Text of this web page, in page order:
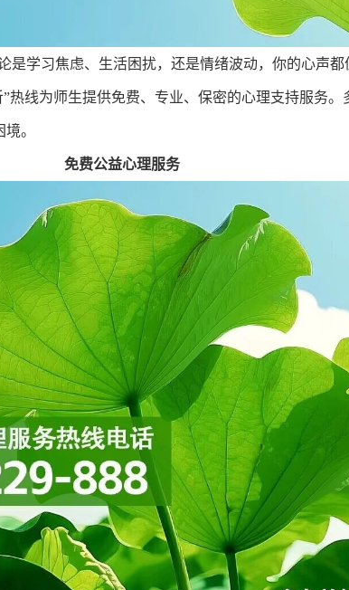
学习焦虑、生活困扰，还是情绪波动，你的心声都
线为师生提供免费、专业、保密的心理支持服务
。
免费公益心理服务